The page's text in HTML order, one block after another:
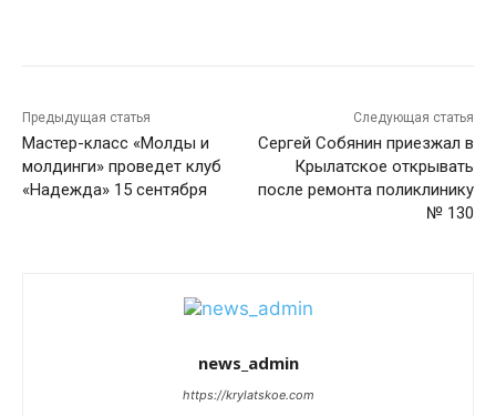
Предыдущая статья
Мастер-класс «Молды и
молдинги» проведет клуб
«Надежда» 15 сентября
Следующая статья
Сергей Собянин приезжал в
Крылатское открывать
после ремонта поликлинику
№ 130
news_admin
https://krylatskoe.com